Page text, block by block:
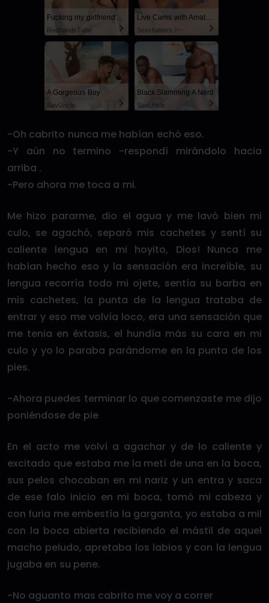
Fucking my girlfriend's hot mommy by mistake
RedhandsTube
Live Cams with Amateur Men
Sexchatters
A Gorgeous Boy
SayUncle
Black Slamming A Nerd
SayUncle
-Oh cabrito nunca me habían echó eso.
-Y aún no termino -respondí mirándolo hacia
arriba .
-Pero ahora me toca a mi.
Me hizo pararme, dio el agua y me lavó bien mi
culo, se agachó, separó mis cachetes y sentí su
caliente lengua en mi hoyito, Dios! Nunca me
habían hecho eso y la sensación era increíble, su
lengua recorría todo mi ojete, sentía su barba en
mis cachetes, la punta de la lengua trataba de
entrar y eso me volvía loco, era una sensación que
me tenia en éxtasis, el hundía más su cara en mi
culo y yo lo paraba parándome en la punta de los
pies.
-Ahora puedes terminar lo que comenzaste me dijo
poniéndose de pie
En el acto me volví a agachar y de lo caliente y
excitado que estaba me la metí de una en la boca,
sus pelos chocaban en mi nariz y un entra y saca
de ese falo inicio en mi boca, tomó mi cabeza y
con furia me embestía la garganta, yo estaba a mil
con la boca abierta recibiendo el mástil de aquel
macho peludo, apretaba los labios y con la lengua
jugaba en su pene.
-No aguanto mas cabrito me voy a correr